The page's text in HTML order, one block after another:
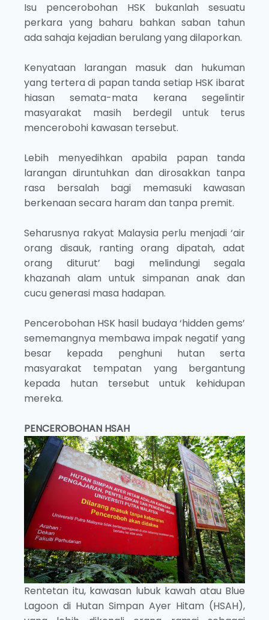
Isu pencerobohan HSK bukanlah sesuatu
perkara yang baharu bahkan saban tahun
ada sahaja kejadian berulang yang dilaporkan.
Kenyataan larangan masuk dan hukuman
yang tertera di papan tanda setiap HSK ibarat
hiasan semata-mata kerana segelintir
masyarakat masih berdegil untuk terus
mencerobohi kawasan tersebut.
Lebih menyedihkan apabila papan tanda
larangan diruntuhkan dan dirosakkan tanpa
rasa bersalah bagi memasuki kawasan
berkenaan secara haram dan tanpa premit.
Seharusnya rakyat Malaysia perlu menjadi ‘air
orang disauk, ranting orang dipatah, adat
orang diturut’ bagi melindungi segala
khazanah alam untuk simpanan anak dan
cucu generasi masa hadapan.
Pencerobohan HSK hasil budaya ‘hidden gems’
sememangnya membawa impak negatif yang
besar kepada penghuni hutan serta
masyarakat tempatan yang bergantung
kepada hutan tersebut untuk kehidupan
mereka.
PENCEROBOHAN HSAH
Rentetan itu, kawasan lubuk kawah atau Blue
Lagoon di Hutan Simpan Ayer Hitam (HSAH),